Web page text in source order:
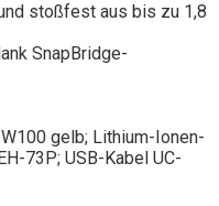
stoßfest aus bis zu 1,8
SnapBridge-
gelb; Lithium-Ionen-
73P; USB-Kabel UC-